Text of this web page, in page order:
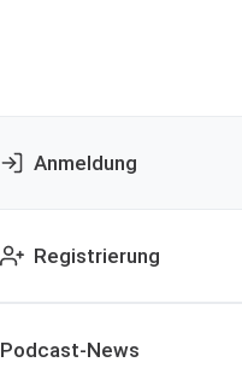
Anmeldung
Registrierung
Podcast-News